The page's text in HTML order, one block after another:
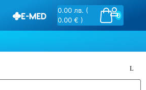
0
0.00 лв. (
0.00 € )